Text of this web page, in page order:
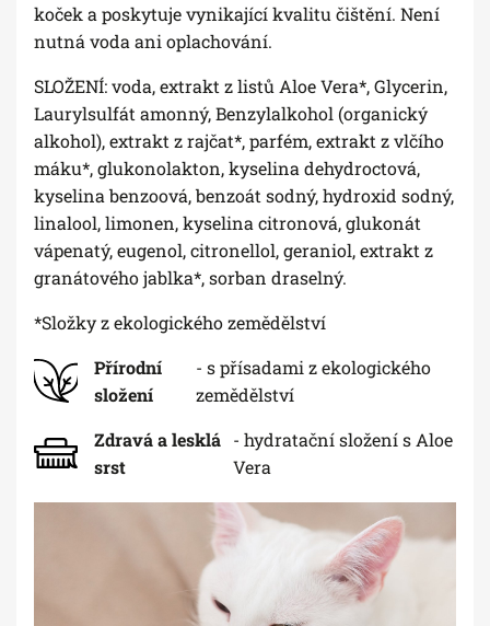
koček a poskytuje vynikající kvalitu čištění. Není
nutná voda ani oplachování.
SLOŽENÍ: voda, extrakt z listů Aloe Vera*, Glycerin,
Laurylsulfát amonný, Benzylalkohol (organický
alkohol), extrakt z rajčat*, parfém, extrakt z vlčího
máku*, glukonolakton, kyselina dehydroctová,
kyselina benzoová, benzoát sodný, hydroxid sodný,
linalool, limonen, kyselina citronová, glukonát
vápenatý, eugenol, citronellol, geraniol, extrakt z
granátového jablka*, sorban draselný.
*Složky z ekologického zemědělství
Přírodní
složení
- s přísadami z ekologického
zemědělství
Zdravá a lesklá
srst
- hydratační složení s Aloe
Vera